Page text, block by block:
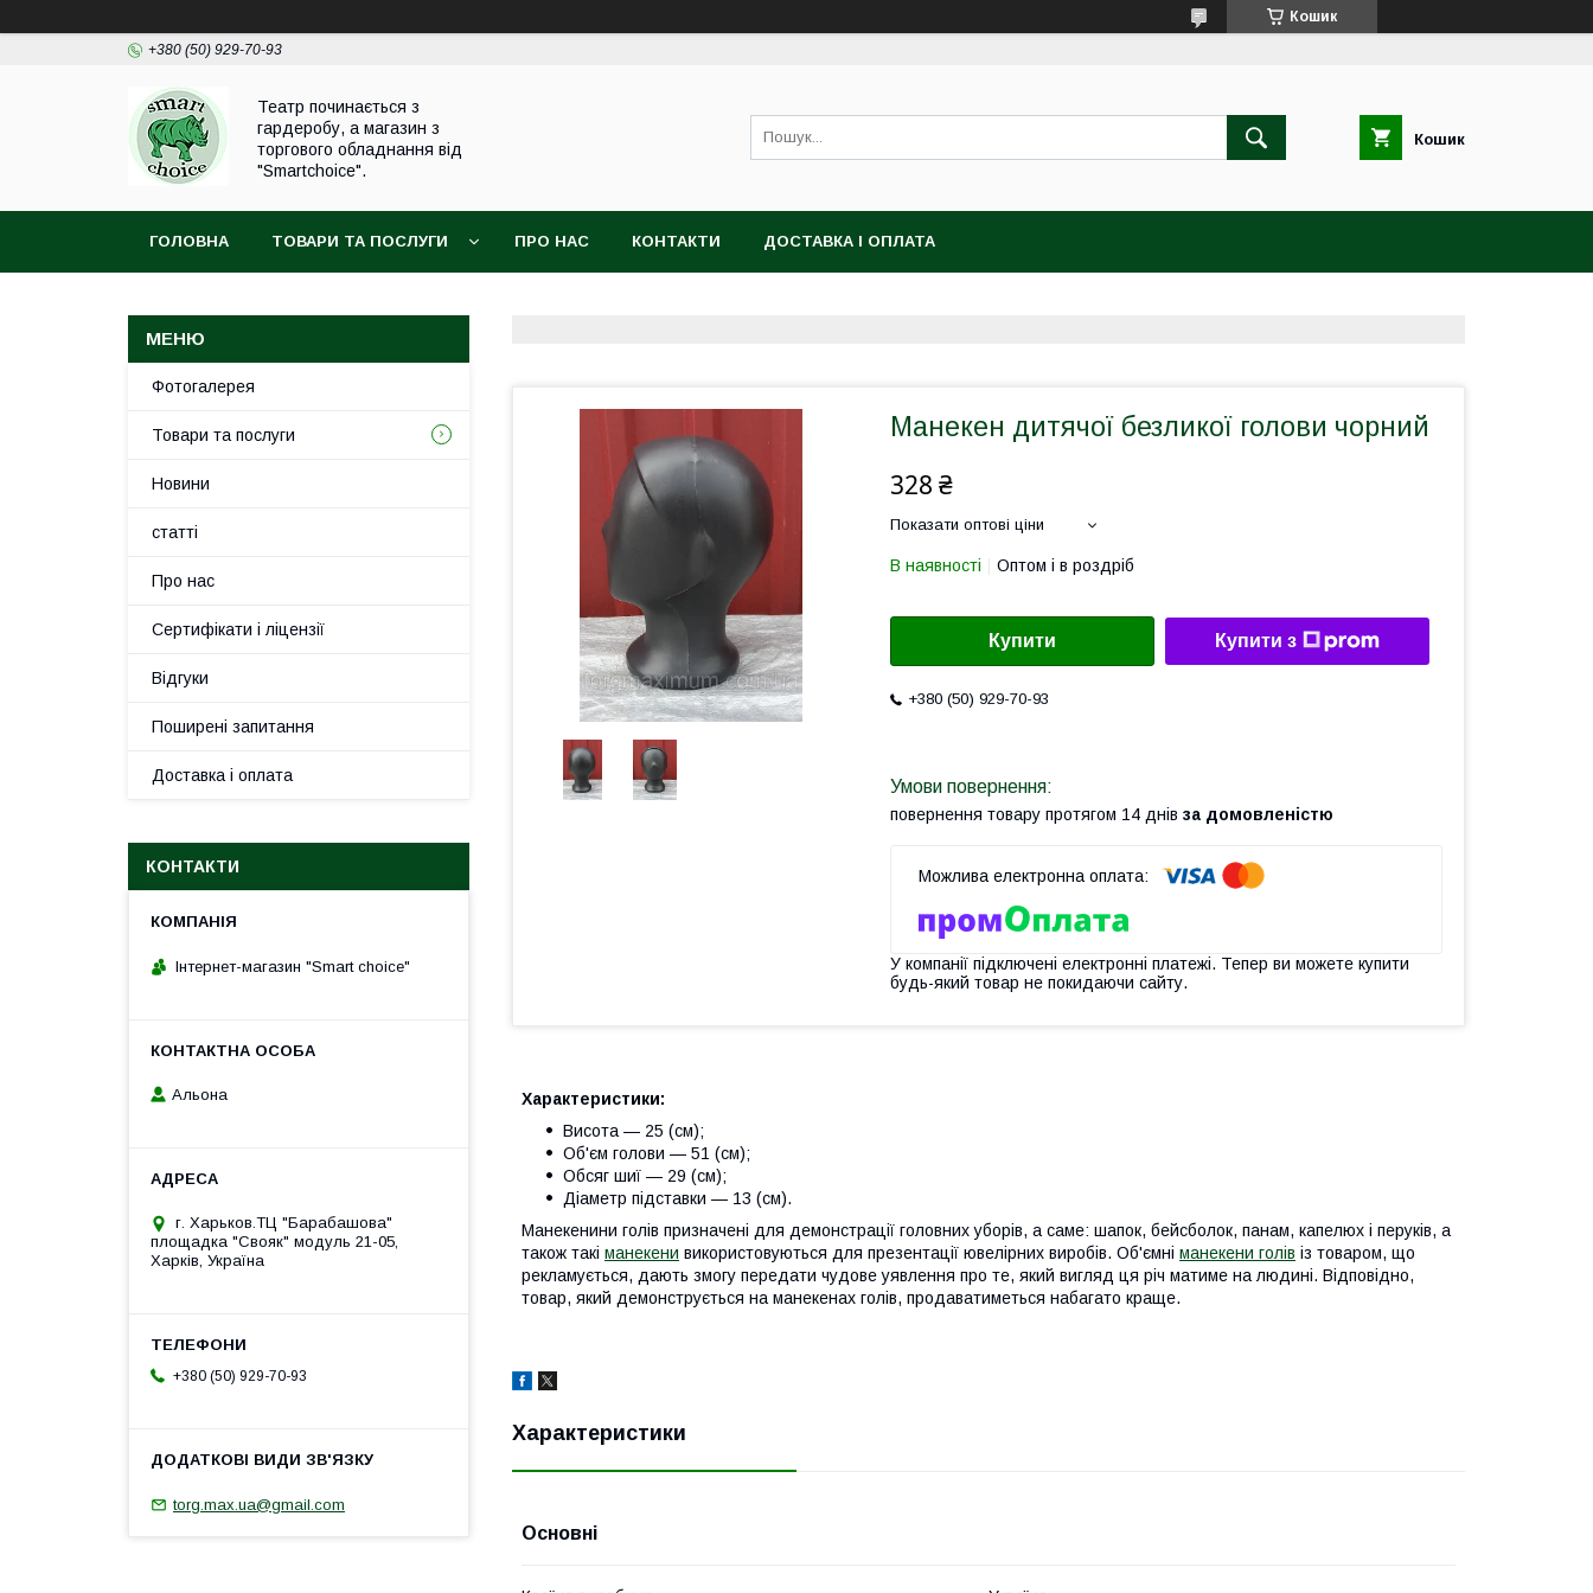
Кошик
+380 (50) 929-70-93
Театр починається з
гардеробу, а магазин з
торгового обладнання від
"Smartchoice".
Кошик
ГОЛОВНА ТОВАРИ ТА ПОСЛУГИ ПРО НАС КОНТАКТИ ДОСТАВКА І ОПЛАТА
Манекен дитячої безликої голови чорний
328 ₴
Показати оптові ціни
В наявності Оптом і в роздріб
Купити Купити з
+380 (50) 929-70-93
повернення товару протягом 14 днів за домовленістю
У компанії підключені електронні платежі. Тепер ви можете купити
будь-який товар не покидаючи сайту.
Характеристики:
Висота — 25 (см);
Об'єм голови — 51 (см);
Обсяг шиї — 29 (см);
Діаметр підставки — 13 (см).
Манекенини голів призначені для демонстрації головних уборів, а саме: шапок, бейсболок, панам, капелюх і перуків, а
також такі манекени використовуються для презентації ювелірних виробів. Об'ємні манекени голів із товаром, що
рекламується, дають змогу передати чудове уявлення про те, який вигляд ця річ матиме на людині. Відповідно,
товар, який демонструється на манекенах голів, продаватиметься набагато краще.
Характеристики
Основні
Фотогалерея
Товари та послуги
Новини
статті
Про нас
Сертифікати і ліцензії
Відгуки
Поширені запитання
Доставка і оплата
КОНТАКТИ
Інтернет-магазин "Smart choice"
Альона
г. Харьков.ТЦ "Барабашова"
площадка "Свояк" модуль 21-05,
Харків, Україна
+380 (50) 929-70-93
torg.max.ua@gmail.com